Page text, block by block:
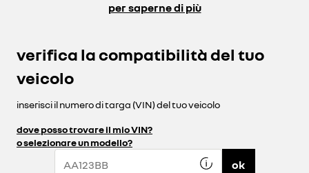
per saperne di più
verifica la compatibilità del tuo
veicolo
inserisci il numero di targa (VIN) del tuo veicolo
dove posso trovare il mio VIN?
o selezionare un modello?
ok